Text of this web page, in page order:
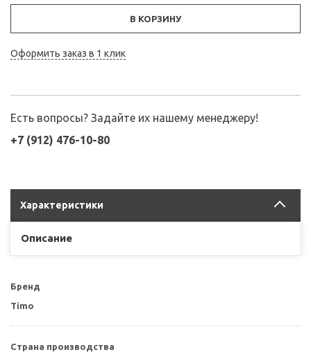
В КОРЗИНУ
Оформить заказ в 1 клик
Есть вопросы? Задайте их нашему менеджеру!
+7 (912) 476-10-80
Характеристики
Описание
Бренд
Timo
Страна производства